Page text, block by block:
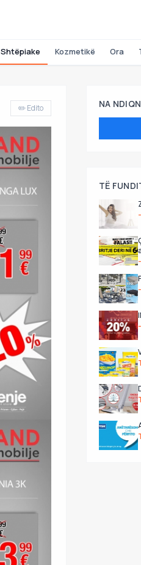
Shtëpiake Kozmetikë Ora
✏️ Edito NA
TË